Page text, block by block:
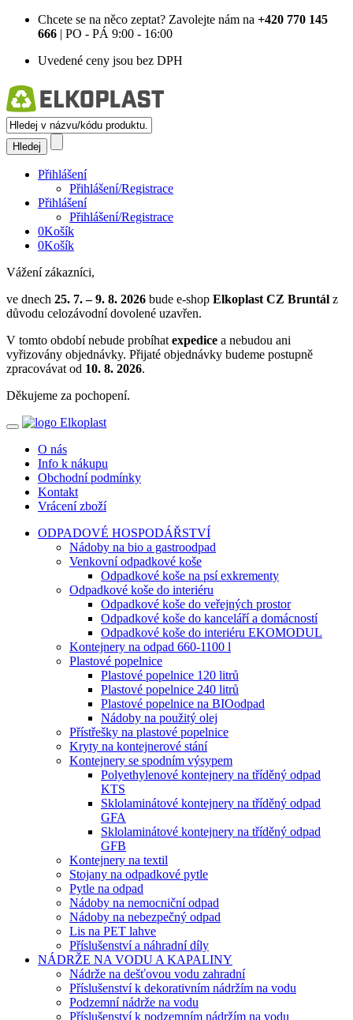
Chcete se na něco zeptat? Zavolejte nám na +420 770 145
666 | PO - PÁ 9:00 - 16:00
Uvedené ceny jsou bez DPH
Přihlášení
Přihlášení/Registrace
Přihlášení
Přihlášení/Registrace
0Košík
0Košík
Vážení zákazníci,
ve dnech 25. 7. – 9. 8. 2026 bude e-shop Elkoplast CZ Bruntál z
důvodu celozávodní dovolené uzavřen.
V tomto období nebude probíhat expedice a nebudou ani
vyřizovány objednávky. Přijaté objednávky budeme postupně
zpracovávat od 10. 8. 2026.
Děkujeme za pochopení.
O nás
Info k nákupu
Obchodní podmínky
Kontakt
Vrácení zboží
ODPADOVÉ HOSPODÁŘSTVÍ
Nádoby na bio a gastroodpad
Venkovní odpadkové koše
Odpadkové koše na psí exkrementy
Odpadkové koše do interiéru
Odpadkové koše do veřejných prostor
Odpadkové koše do kanceláří a domácností
Odpadkové koše do interiéru EKOMODUL
Kontejnery na odpad 660-1100 l
Plastové popelnice
Plastové popelnice 120 litrů
Plastové popelnice 240 litrů
Plastové popelnice na BIOodpad
Nádoby na použitý olej
Přístřešky na plastové popelnice
Kryty na kontejnerové stání
Kontejnery se spodním výsypem
Polyethylenové kontejnery na tříděný odpad
KTS
Sklolaminátové kontejnery na tříděný odpad
GFA
Sklolaminátové kontejnery na tříděný odpad
GFB
Kontejnery na textil
Stojany na odpadkové pytle
Pytle na odpad
Nádoby na nemocniční odpad
Nádoby na nebezpečný odpad
Lis na PET lahve
Příslušenství a náhradní díly
NÁDRŽE NA VODU A KAPALINY
Nádrže na dešťovou vodu zahradní
Příslušenství k dekorativním nádržím na vodu
Podzemní nádrže na vodu
Příslušenství k podzemním nádržím na vodu